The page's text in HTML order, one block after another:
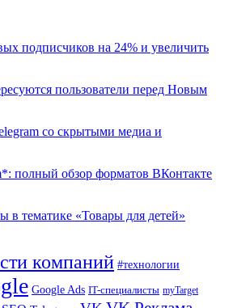
подписчиков на 24% и увеличить
пользователи перед Новым
со скрытыми медиа и
полный обзор форматов ВКонтакте
в тематике «Товары для детей»
компаний #технологии
Google Ads IT-специалисты myTarget